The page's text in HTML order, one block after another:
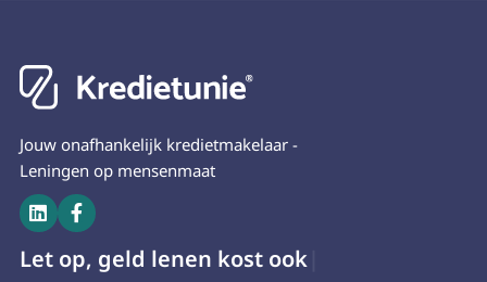
Jouw onafhankelijk kredietmakelaar -
Leningen op mensenmaat
 
Let op, geld lenen k